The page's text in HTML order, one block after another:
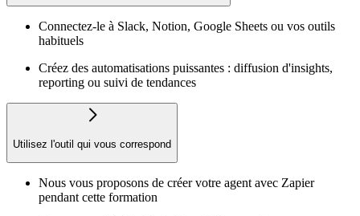
Connectez-le à Slack, Notion, Google Sheets ou vos outils
habituels
Créez des automatisations puissantes : diffusion d'insights,
reporting ou suivi de tendances
Utilisez l'outil qui vous correspond
Nous vous proposons de créer votre agent avec Zapier
pendant cette formation